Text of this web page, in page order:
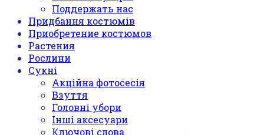
Поддержать нас
Придбання костюмів
Приобретение костюмов
Растения
Рослини
Сукні
Акційна фотосесія
Взуття
Головні убори
Інші аксесуари
Ключові слова